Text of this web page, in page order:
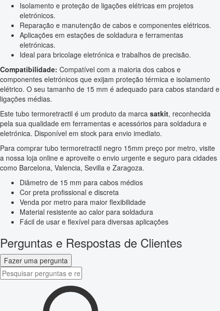
Isolamento e proteção de ligações elétricas em projetos
eletrónicos.
Reparação e manutenção de cabos e componentes elétricos.
Aplicações em estações de soldadura e ferramentas
eletrónicas.
Ideal para bricolage eletrónica e trabalhos de precisão.
Compatibilidade: Compatível com a maioria dos cabos e
componentes eletrónicos que exijam proteção térmica e isolamento
elétrico. O seu tamanho de 15 mm é adequado para cabos standard e
ligações médias.
Este tubo termoretractil é um produto da marca satkit, reconhecida
pela sua qualidade em ferramentas e acessórios para soldadura e
eletrónica. Disponível em stock para envio imediato.
Para comprar tubo termoretractil negro 15mm preço por metro, visite
a nossa loja online e aproveite o envio urgente e seguro para cidades
como Barcelona, Valencia, Sevilla e Zaragoza.
Diâmetro de 15 mm para cabos médios
Cor preta profissional e discreta
Venda por metro para maior flexibilidade
Material resistente ao calor para soldadura
Fácil de usar e flexível para diversas aplicações
Perguntas e Respostas de Clientes
Fazer uma pergunta